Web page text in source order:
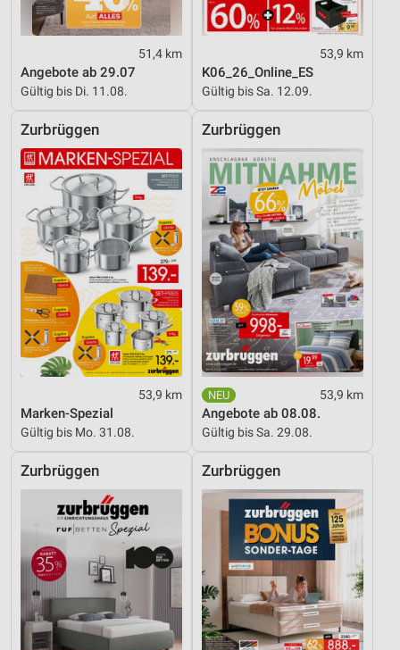
51,4 km
Angebote ab 29.07
Gültig bis Di. 11.08.
53,9 km
K06_26_Online_ES
Gültig bis Sa. 12.09.
Zurbrüggen
53,9 km
Marken-Spezial
Gültig bis Mo. 31.08.
Zurbrüggen
53,9 km
Angebote ab 08.08.
Gültig bis Sa. 29.08.
Zurbrüggen Zurbrüggen